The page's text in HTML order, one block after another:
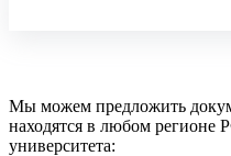
Мы можем предложить
находятся в любом регионе
университета: